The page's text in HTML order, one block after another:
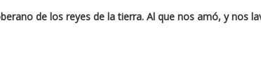
de los reyes de la tierra. Al que nos amó, y nos